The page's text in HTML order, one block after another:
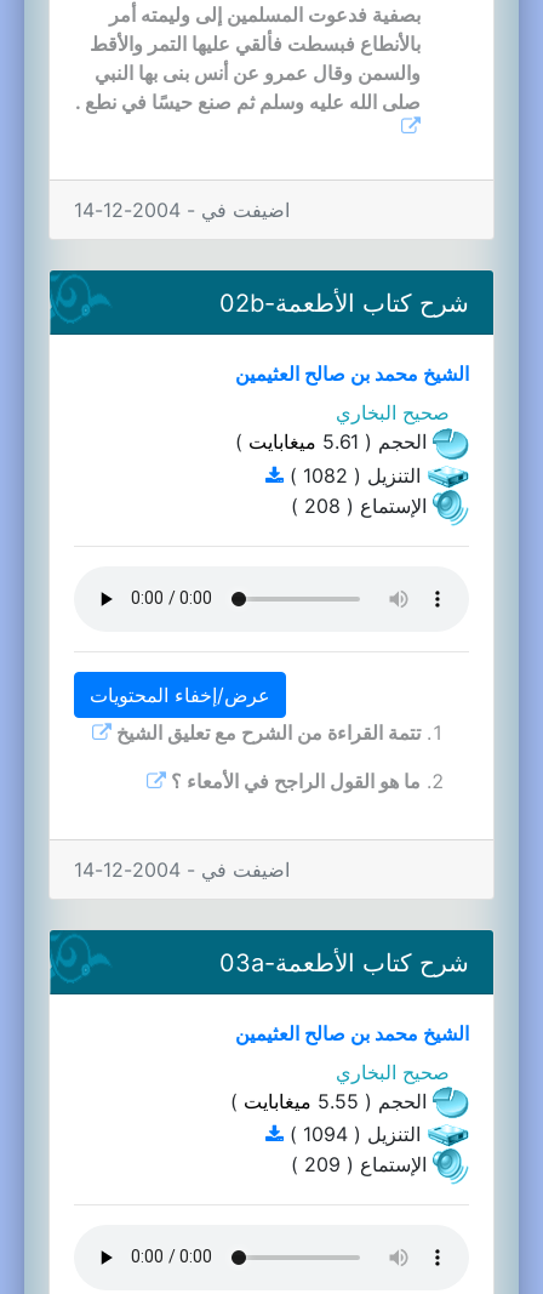
بصفية فدعوت المسلمين إلى وليمته أمر
بالأنطاع فبسطت فألقي عليها التمر والأقط
والسمن وقال عمرو عن أنس بنى بها النبي
صلى الله عليه وسلم ثم صنع حيسًا في نطع .
اضيفت في - 2004-12-14
شرح كتاب الأطعمة-02b
الشيخ محمد بن صالح العثيمين
صحيح البخاري
الحجم ( 5.61
ميغابايت )
التنزيل ( 1082 )
الإستماع ( 208 )
عرض/إخفاء المحتويات
تتمة القراءة من الشرح مع تعليق الشيخ
ما هو القول الراجح في الأمعاء ؟
اضيفت في - 2004-12-14
شرح كتاب الأطعمة-03a
الشيخ محمد بن صالح العثيمين
صحيح البخاري
الحجم ( 5.55
ميغابايت )
التنزيل ( 1094 )
الإستماع ( 209 )